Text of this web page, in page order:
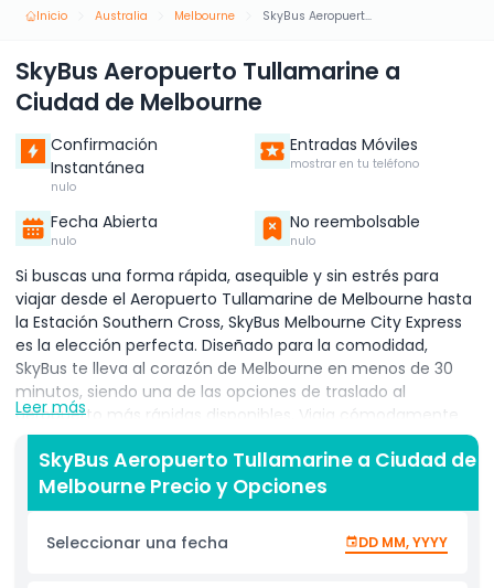
Inicio Australia Melbourne SkyBus Aeropuerto Tullamarine a Ciudad de Melbourne
SkyBus Aeropuerto Tullamarine a
Ciudad de Melbourne
Confirmación
Instantánea
nulo
Entradas Móviles
mostrar en tu teléfono
Fecha Abierta
nulo
No reembolsable
nulo
Si buscas una forma rápida, asequible y sin estrés para
viajar desde el Aeropuerto Tullamarine de Melbourne hasta
la Estación Southern Cross, SkyBus Melbourne City Express
es la elección perfecta. Diseñado para la comodidad,
SkyBus te lleva al corazón de Melbourne en menos de 30
minutos, siendo una de las opciones de traslado al
aeropuerto más rápidas disponibles. Viaja cómodamente
en autobuses modernos y espaciosos equipados con Wi-Fi
gratuito, que te permiten mantenerte conectado,
planificar tu viaje o simplemente relajarte después de tu
vuelo. Ya sea que visites Melbourne por negocios o por
placer, SkyBus ofrece un viaje suave y agradable desde el
aeropuerto hasta la ciudad. Al llegar a la Estación Southern
Leer más
SkyBus Aeropuerto Tullamarine a Ciudad de
Melbourne Precio y Opciones
Seleccionar una fecha DD MM, YYYY